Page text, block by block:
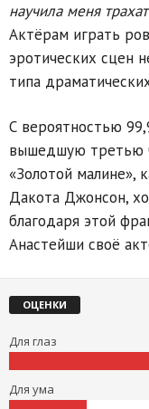
научила меня
Актёрам играть
эротических сцен
типа
С вероятностью
вышедшую третью
«Золотой малине»,
Дакота Джонсон,
благодаря этой
Анастейши своё
ОЦЕНКИ
Для глаз
Для ума